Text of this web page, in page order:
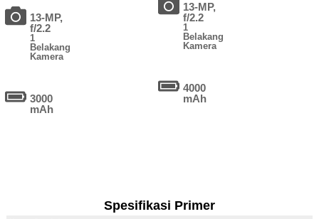
13-MP,
f/2.2
1
Belakang
Kamera
3000
mAh
13-MP,
f/2.2
1
Belakang
Kamera
4000
mAh
Spesifikasi Primer